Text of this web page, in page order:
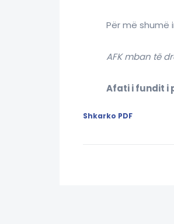
Për më shumë
AFK mban të
Afati i fundit i
Shkarko PDF